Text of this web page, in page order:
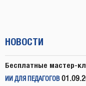
НОВОСТИ
Бесплатные мастер-
ИИ ДЛЯ ПЕДАГОГОВ